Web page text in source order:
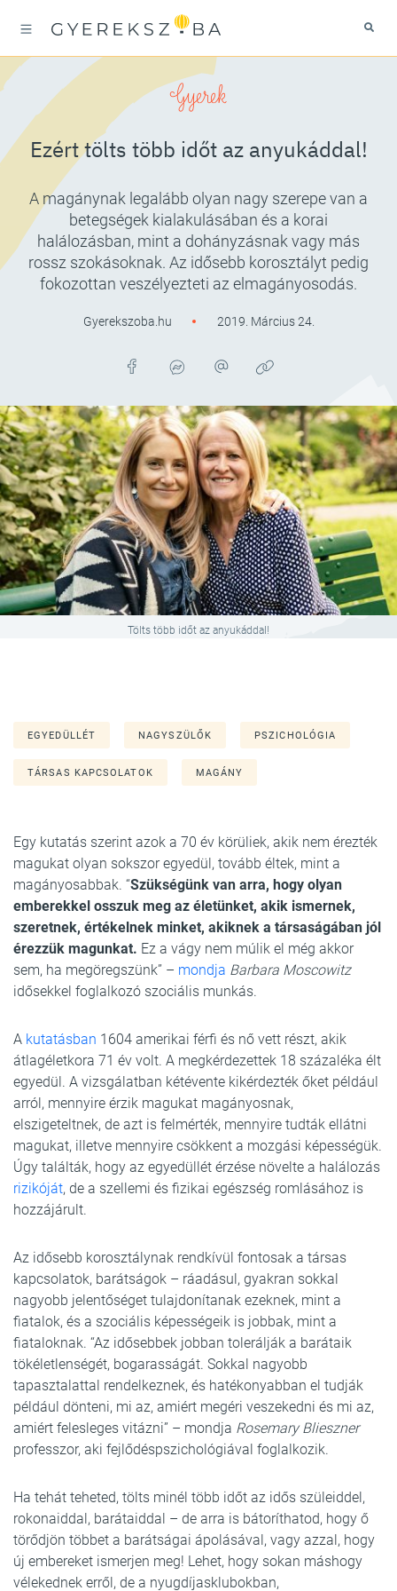
Gyerek
Ezért tölts több időt az anyukáddal!
A magánynak legalább olyan nagy szerepe van a
betegségek kialakulásában és a korai
halálozásban, mint a dohányzásnak vagy más
rossz szokásoknak. Az idősebb korosztályt pedig
fokozottan veszélyezteti az elmagányosodás.
Gyerekszoba.hu 2019. Március 24.
Tölts több időt az anyukáddal!
EGYEDÜLLÉT NAGYSZÜLŐK PSZICHOLÓGIA
TÁRSAS KAPCSOLATOK MAGÁNY
Egy kutatás szerint azok a 70 év körüliek, akik nem érezték
magukat olyan sokszor egyedül, tovább éltek, mint a
magányosabbak. “Szükségünk van arra, hogy olyan
emberekkel osszuk meg az életünket, akik ismernek,
szeretnek, értékelnek minket, akiknek a társaságában jól
érezzük magunkat. Ez a vágy nem múlik el még akkor
sem, ha megöregszünk” – mondja Barbara Moscowitz
idősekkel foglalkozó szociális munkás.
A kutatásban 1604 amerikai férfi és nő vett részt, akik
átlagéletkora 71 év volt. A megkérdezettek 18 százaléka élt
egyedül. A vizsgálatban kétévente kikérdezték őket például
arról, mennyire érzik magukat magányosnak,
elszigeteltnek, de azt is felmérték, mennyire tudták ellátni
magukat, illetve mennyire csökkent a mozgási képességük.
Úgy találták, hogy az egyedüllét érzése növelte a halálozás
rizikóját, de a szellemi és fizikai egészség romlásához is
hozzájárult.
Az idősebb korosztálynak rendkívül fontosak a társas
kapcsolatok, barátságok – ráadásul, gyakran sokkal
nagyobb jelentőséget tulajdonítanak ezeknek, mint a
fiatalok, és a szociális képességeik is jobbak, mint a
fiataloknak. “Az idősebbek jobban tolerálják a barátaik
tökéletlenségét, bogarasságát. Sokkal nagyobb
tapasztalattal rendelkeznek, és hatékonyabban el tudják
például dönteni, mi az, amiért megéri veszekedni és mi az,
amiért felesleges vitázni” – mondja Rosemary Blieszner
professzor, aki fejlődéspszichológiával foglalkozik.
Ha tehát teheted, tölts minél több időt az idős szüleiddel,
rokonaiddal, barátaiddal – de arra is bátoríthatod, hogy ő
törődjön többet a barátságai ápolásával, vagy azzal, hogy
új embereket ismerjen meg! Lehet, hogy sokan máshogy
vélekednek erről, de a nyugdíjasklubokban,